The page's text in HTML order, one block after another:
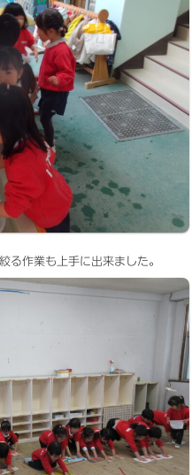
る作業も上手に出来ました。